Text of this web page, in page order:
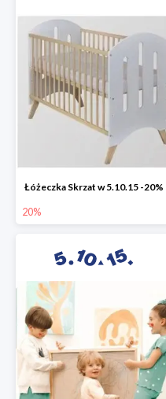
Łóżeczka Skrzat w 5.10.15 -20%
20%